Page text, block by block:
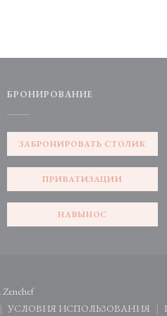
БРОНИРОВАНИЕ
ЗАБРОНИРОВАТЬ СТОЛИК
ПРИВАТИЗАЦИИ
НАВЫНОС
Zenchef((открывается в новом окне))
УСЛОВИЯ ИСПОЛЬЗОВАНИЯ